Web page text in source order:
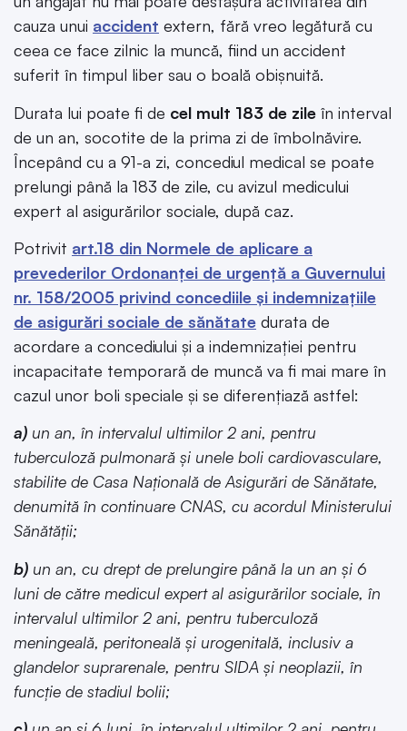
cauza unui accident extern, fără vreo legătură cu
ceea ce face zilnic la muncă, fiind un accident
suferit în timpul liber sau o boală obișnuită.
Durata lui poate fi de cel mult 183 de zile în interval
de un an, socotite de la prima zi de îmbolnăvire.
Începând cu a 91-a zi, concediul medical se poate
prelungi până la 183 de zile, cu avizul medicului
expert al asigurărilor sociale, după caz.
Potrivit art.18 din Normele de aplicare a
prevederilor Ordonanței de urgență a Guvernului
nr. 158/2005 privind concediile și indemnizațiile
de asigurări sociale de sănătate durata de
acordare a concediului și a indemnizației pentru
incapacitate temporară de muncă va fi mai mare în
cazul unor boli speciale și se diferențiază astfel:
a) un an, în intervalul ultimilor 2 ani, pentru
tuberculoză pulmonară și unele boli cardiovasculare,
stabilite de Casa Națională de Asigurări de Sănătate,
denumită în continuare CNAS, cu acordul Ministerului
Sănătății;
b) un an, cu drept de prelungire până la un an și 6
luni de către medicul expert al asigurărilor sociale, în
intervalul ultimilor 2 ani, pentru tuberculoză
meningeală, peritoneală și urogenitală, inclusiv a
glandelor suprarenale, pentru SIDA și neoplazii, în
funcție de stadiul bolii;